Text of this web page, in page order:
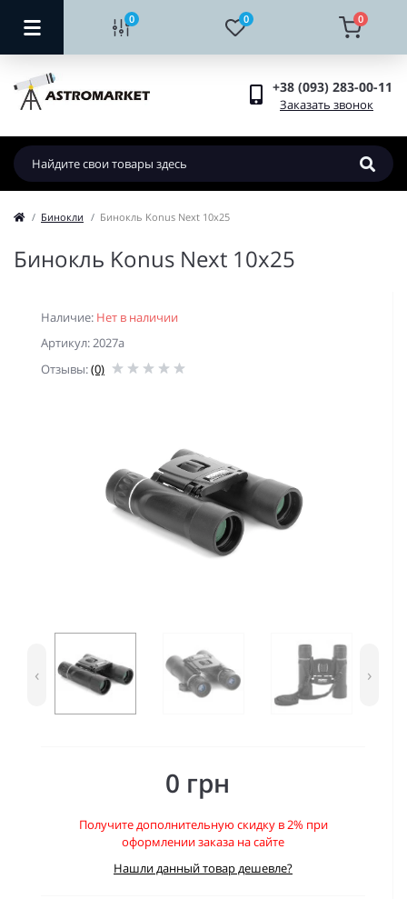
0 0 0
+38 (093) 283-00-11
Заказать звонок
Бинокли Бинокль Konus Next 10x25
Бинокль Konus Next 10x25
Наличие: Нет в наличии
Артикул: 2027a
Отзывы:(0)
‹ ›
0 грн
Получите дополнительную скидку в 2% при
оформлении заказа на сайте
Нашли данный товар дешевле?